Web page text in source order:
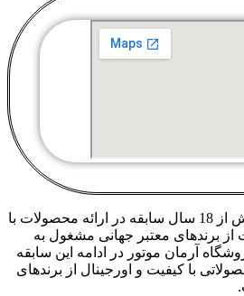
مجموعه آرمان موتور با بیش از 18 سال سابقه در ارائه محصولات با
برندهای معتبر جهانی مشغول به
آرمان موتور در ادامه اين سابقه
با کيفيت و اورجينال از برندهای